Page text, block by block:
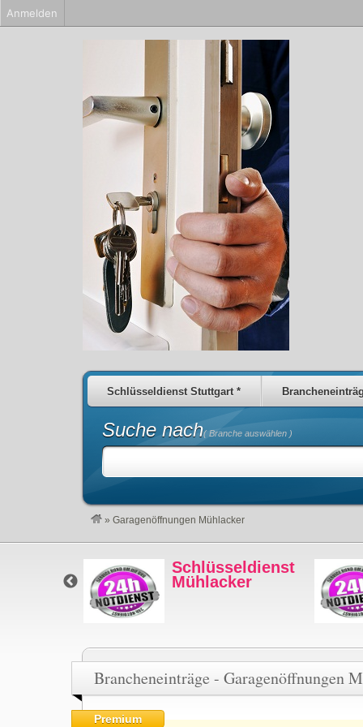
Schlüsseldienst Stuttgart *
Suche nach( Branche auswählen )
» Garagenöffnungen Mühlacker
Schlüsseldienst
Mühlacker
Brancheneinträge - Garagenöffnungen
Premium
Anmelden